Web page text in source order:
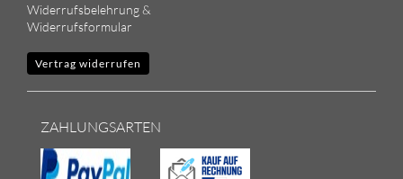
Widerrufsbelehrung &
Widerrufsformular
Vertrag widerrufen
ZAHLUNGSARTEN